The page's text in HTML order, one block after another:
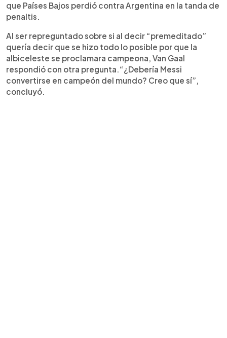
que Países Bajos perdió contra Argentina en la tanda de
penaltis.
Al ser repreguntado sobre si al decir “premeditado”
quería decir que se hizo todo lo posible por que la
albiceleste se proclamara campeona, Van Gaal
respondió con otra pregunta.“¿Debería Messi
convertirse en campeón del mundo? Creo que sí”,
concluyó.